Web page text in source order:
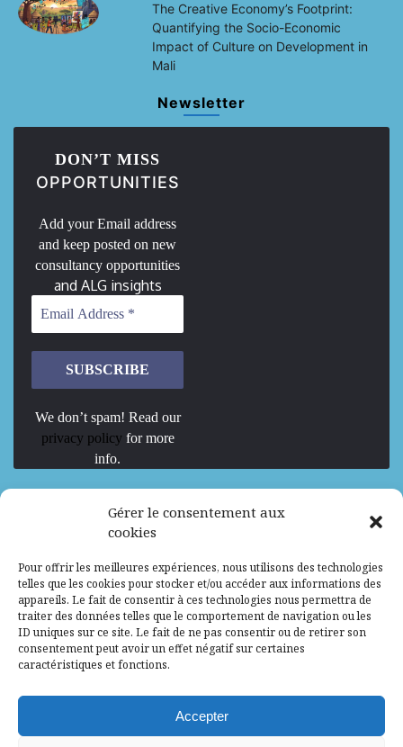
Gérer le consentement aux
cookies
Pour offrir les meilleures expériences, nous utilisons des technologies
telles que les cookies pour stocker et/ou accéder aux informations des
appareils. Le fait de consentir à ces technologies nous permettra de
traiter des données telles que le comportement de navigation ou les
ID uniques sur ce site. Le fait de ne pas consentir ou de retirer son
consentement peut avoir un effet négatif sur certaines
caractéristiques et fonctions.
Accepter
The Creative Economy’s Footprint:
Quantifying the Socio-Economic
Impact of Culture on Development in
Mali
Newsletter
DON’T MISS
OPPORTUNITIES
Add your Email address
and keep posted on new
consultancy opportunities
and ALG insights
We don’t spam! Read our
privacy policy for more
info.
We are Hiring
Mission d’excellence en IA, Machine
Learning et LLM
Abidjan, Côte d'Ivoire ALG Consultant
Research Assistants – Accra
Research Assistants – Lagos